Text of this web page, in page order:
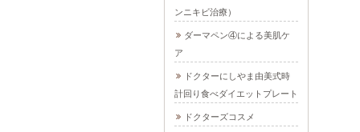
ンニキビ治療）
ダーマペン④による美肌ケ
ア
ドクターにしやま由美式時
計回り食べダイエットプレート
ドクターズコスメ